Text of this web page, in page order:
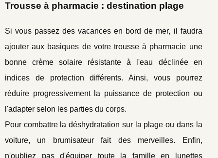
Trousse à pharmacie : destination plage
Si vous passez des vacances en bord de mer, il faudra
ajouter aux basiques de votre trousse à pharmacie une
bonne crème solaire résistante à l'eau déclinée en
indices de protection différents. Ainsi, vous pourrez
réduire progressivement la puissance de protection ou
l'adapter selon les parties du corps.
Pour combattre la déshydratation sur la plage ou dans la
voiture, un brumisateur fait des merveilles. Enfin,
n'oubliez pas d'équiper toute la famille en lunettes